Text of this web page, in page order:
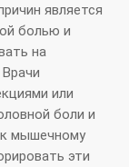
является
болью и
на
или
боли и
мышечному
эти